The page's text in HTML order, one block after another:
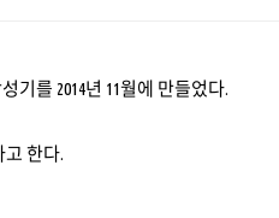
기를 2014년 11월에 만들었다.
한다.